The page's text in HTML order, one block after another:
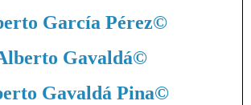
García Pérez©
Gavaldá©
Gavaldá Pina©